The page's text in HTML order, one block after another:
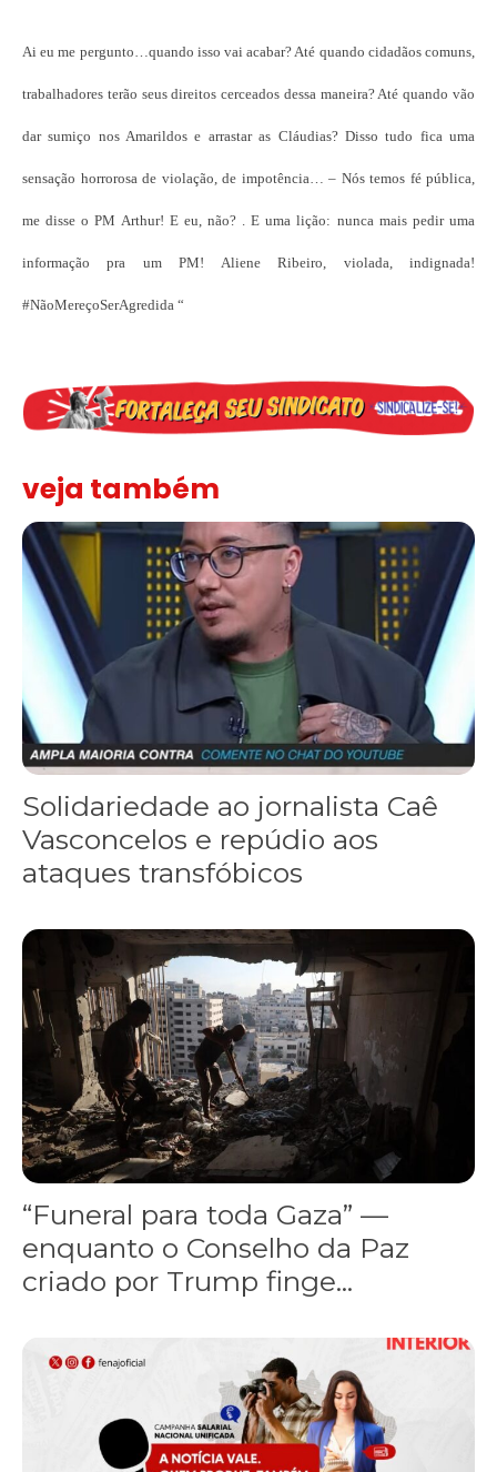
Ai eu me pergunto…quando isso vai acabar? Até quando cidadãos comuns,
trabalhadores terão seus direitos cerceados dessa maneira? Até quando vão
dar sumiço nos Amarildos e arrastar as Cláudias? Disso tudo fica uma
sensação horrorosa de violação, de impotência… – Nós temos fé pública,
me disse o PM Arthur! E eu, não? . E uma lição: nunca mais pedir uma
informação pra um PM! Aliene Ribeiro, violada, indignada!
#NãoMereçoSerAgredida “
veja também
Solidariedade ao jornalista Caê Vasconcelos e repúdio aos
Solidariedade ao jornalista Caê
Vasconcelos e repúdio aos
ataques transfóbicos
“Funeral para toda Gaza” — enquanto o Conselho da Paz
“Funeral para toda Gaza” —
enquanto o Conselho da Paz
criado por Trump finge...
Assinada nova CCT de jornais e revistas do interior